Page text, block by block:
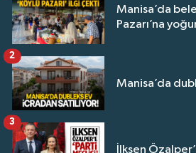
Manisa’da
Pazarı’na
Manisa’da
2
İlksen
3